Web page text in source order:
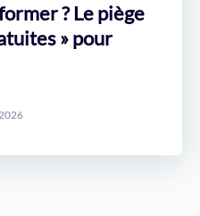
? Le piège
» pour